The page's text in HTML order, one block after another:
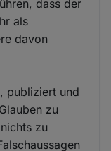
dass der
als
davon
publiziert und
zu
zu